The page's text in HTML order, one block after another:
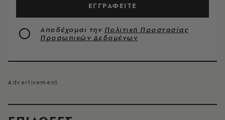
ΕΓΓΡΑΦΕΙΤΕ
Αποδέχομαι την Πολιτική Προστασίας
Προσωπικών Δεδομένων